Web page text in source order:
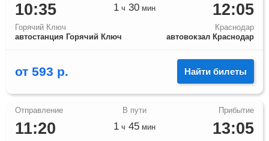
10:35
Горячий Ключ
автостанция Горячий Ключ
12:05
Краснодар
автовокзал Краснодар
1 ч 30 мин
от 593 р. Найти билеты
11:20 13:05
1 ч 45 мин